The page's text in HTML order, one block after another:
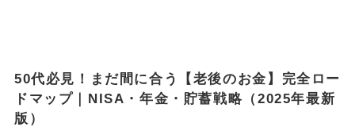
50代必見！まだ間に合う【老後のお金】完全ロー
ドマップ｜NISA・年金・貯蓄戦略（2025年最新
版）